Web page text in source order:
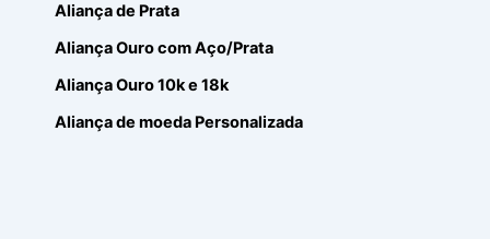
Aliança de Prata
Aliança Ouro com Aço/Prata
Aliança Ouro 10k e 18k
Aliança de moeda Personalizada